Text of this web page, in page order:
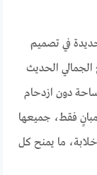
في تصميم
الجمالي الحديث
دون ازدحام
أو مبانٍ مرتفعة. لذلك جاء كمبوند نبع ليضم 10 مبانٍ فقط، جميعها
ما يمنح كل